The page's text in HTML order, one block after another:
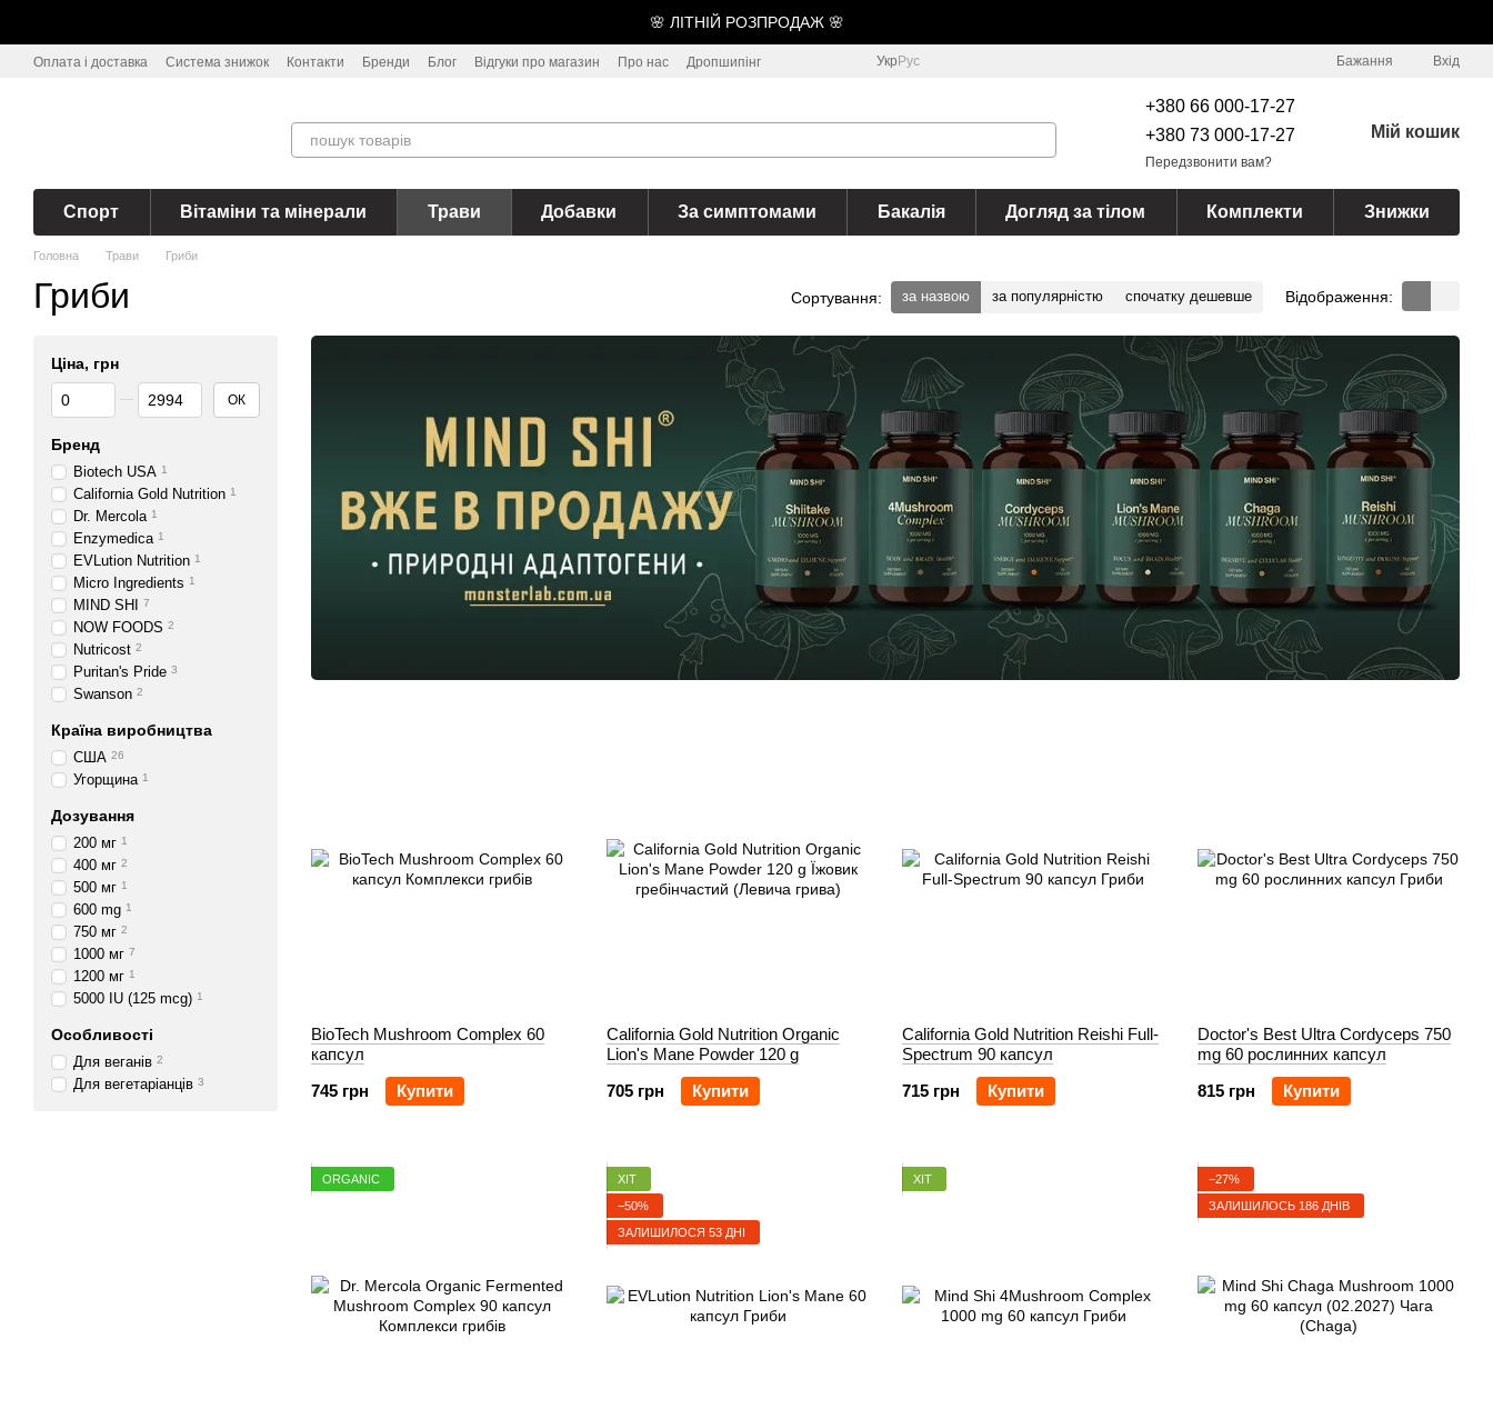
🌸 ЛІТНІЙ РОЗПРОДАЖ 🌸
Оплата і доставка Система знижок Контакти Бренди Блог Відгуки про магазин Про нас Дропшипінг Укр Рус Бажання Вхід
+380 66 000-17-27
+380 73 000-17-27
Передзвонити вам?
Мій кошик
Спорт Вітаміни та мінерали Трави Добавки За симптомами Бакалія Догляд за тілом Комплекти Знижки
Головна Трави Гриби
Гриби Сортування: за назвою за популярністю спочатку дешевше Відображення:
BioTech Mushroom Complex 60
капсул
745 грн
Купити
California Gold Nutrition Organic
Lion's Mane Powder 120 g
705 грн
Купити
California Gold Nutrition Reishi Full-
Spectrum 90 капсул
715 грн
Купити
Doctor's Best Ultra Cordyceps 750
mg 60 рослинних капсул
815 грн
Купити
ORGANIC
ХІТ
−50%
ЗАЛИШИЛОСЯ 53 ДНІ
ХІТ
−27%
ЗАЛИШИЛОСЬ 186 ДНІВ
Ціна, грн
Від Ціна, грн
До Ціна, грн ОК
Бренд
Biotech USA 1
California Gold Nutrition 1
Dr. Mercola 1
Enzymedica 1
EVLution Nutrition 1
Micro Ingredients 1
MIND SHI 7
NOW FOODS 2
Nutricost 2
Puritan's Pride 3
Swanson 2
Країна виробництва
США 26
Угорщина 1
Дозування
200 мг 1
400 мг 2
500 мг 1
600 mg 1
750 мг 2
1000 мг 7
1200 мг 1
5000 IU (125 mcg) 1
Особливості
Для веганів 2
Для вегетаріанців 3